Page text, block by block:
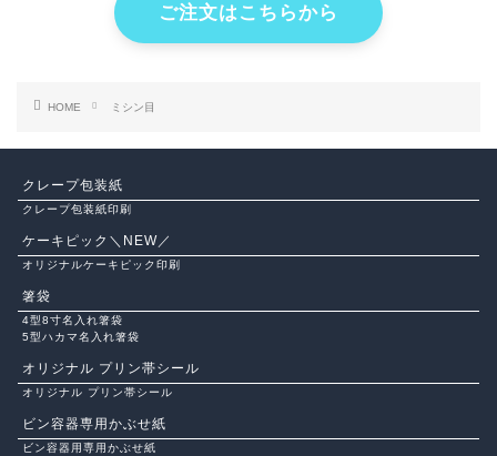
ご注文はこちらから
HOME ミシン目
クレープ包装紙
クレープ包装紙印刷
ケーキピック＼NEW／
オリジナルケーキピック印刷
箸袋
4型8寸名入れ箸袋
5型ハカマ名入れ箸袋
オリジナル プリン帯シール
オリジナル プリン帯シール
ビン容器専用かぶせ紙
ビン容器用専用かぶせ紙